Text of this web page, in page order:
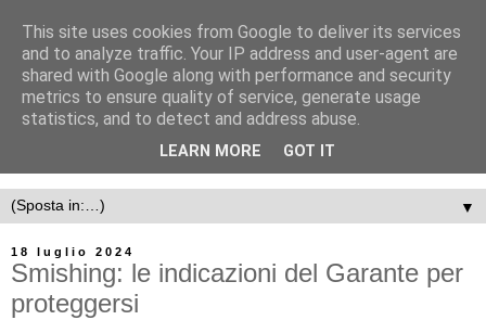
▼
18 luglio 2024
Smishing: le indicazioni del Garante per
proteggersi
This site uses cookies from Google to deliver its services
and to analyze traffic. Your IP address and user-agent are
shared with Google along with performance and security
metrics to ensure quality of service, generate usage
statistics, and to detect and address abuse.
LEARN MORE GOT IT